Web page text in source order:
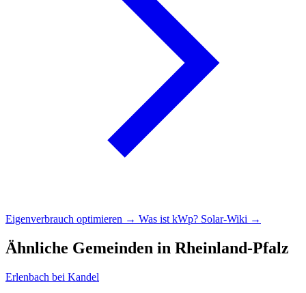
Eigenverbrauch optimieren → Was ist kWp? Solar-Wiki →
Ähnliche Gemeinden in Rheinland-Pfalz
Erlenbach bei Kandel